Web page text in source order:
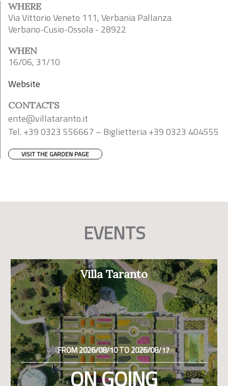
WHERE
Via Vittorio Veneto 111, Verbania Pallanza
Verbano-Cusio-Ossola - 28922
WHEN
16/06, 31/10
Website
CONTACTS
ente@villataranto.it
Tel. +39 0323 556667 – Biglietteria +39 0323 404555
VISIT THE GARDEN PAGE
EVENTS
Villa Taranto
FROM 2026/08/10 TO 2026/08/17
ON GOING